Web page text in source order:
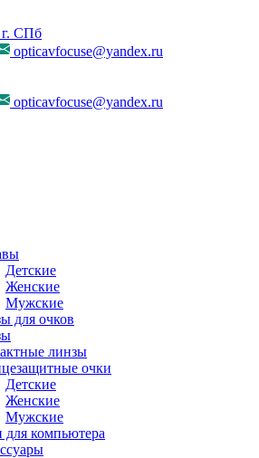
СПб
opticavfocuse@yandex.ru
opticavfocuse@yandex.ru
Детские
Женские
Мужские
для очков
линзы
очки
Детские
Женские
Мужские
компьютера